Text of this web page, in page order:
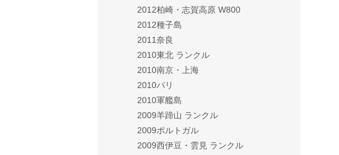
2012柏崎・志賀高原 W800
2012種子島
2011奈良
2010東北 ランクル
2010南京・上海
2010パリ
2010軍艦島
2009羊蹄山 ランクル
2009ポルトガル
2009西伊豆・雲見 ランクル